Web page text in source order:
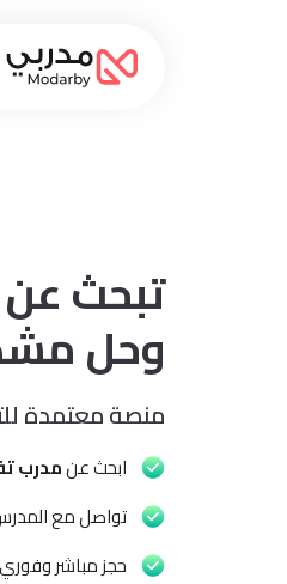
تبحث
وحل
منصة معتمدة
ابحث عنمدرب
تواصل مع
حجز مباشر